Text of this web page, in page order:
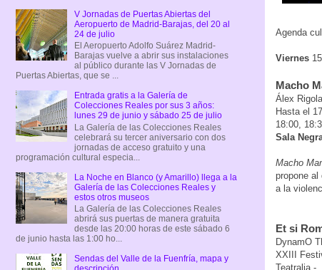
Agenda
Viernes
Macho
Álex
Hasta el
18:00,
Sala
Macho
propone
a la
Et si
DynamO
XXIII
Teatralia -
V Jornadas de Puertas Abiertas del
Aeropuerto de Madrid-Barajas, del 20 al
24 de julio
El Aeropuerto Adolfo Suárez Madrid-
Barajas vuelve a abrir sus instalaciones
al público durante las V Jornadas de
Puertas Abiertas, que se ...
Entrada gratis a la Galería de
Colecciones Reales por sus 3 años:
lunes 29 de junio y sábado 25 de julio
La Galería de las Colecciones Reales
celebrará su tercer aniversario con dos
jornadas de acceso gratuito y una
programación cultural especia...
La Noche en Blanco (y Amarillo) llega a la
Galería de las Colecciones Reales y
estos otros museos
La Galería de las Colecciones Reales
abrirá sus puertas de manera gratuita
desde las 20:00 horas de este sábado 6
de junio hasta las 1:00 ho...
Sendas del Valle de la Fuenfría, mapa y